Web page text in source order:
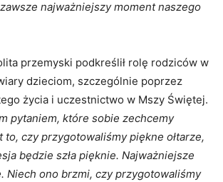
najważniejszy moment naszego
przemyski podkreślił rolę rodziców w
dzieciom, szczególnie poprzez
życia i uczestnictwo w Mszy Świętej.
pytaniem, które sobie zechcemy
czy przygotowaliśmy piękne ołtarze,
będzie szła pięknie. Najważniejsze
Niech ono brzmi, czy przygotowaliśmy